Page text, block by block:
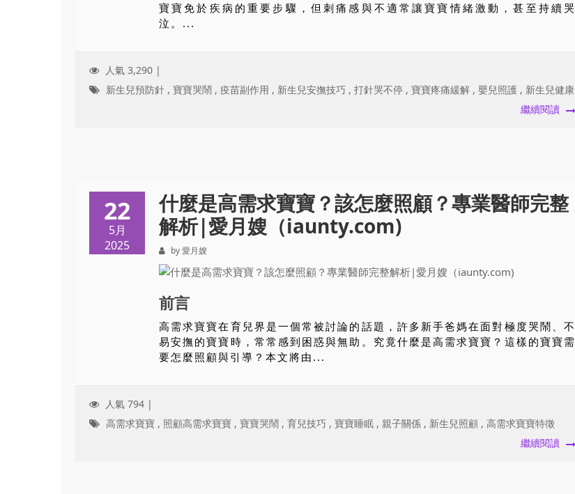
寶寶免於疾病的重要步驟，但刺痛感與不適常讓寶寶情緒激動，甚至持續哭
泣。...
人氣 3,290 |
新生兒預防針 , 寶寶哭鬧 , 疫苗副作用 , 新生兒安撫技巧 , 打針哭不停 , 寶寶疼痛緩解 , 嬰兒照護 , 新生兒健康
繼續閱讀
22
5月
2025
什麼是高需求寶寶？該怎麼照顧？專業醫師完整
解析|愛月嫂（iaunty.com)
by 愛月嫂
前言
高需求寶寶在育兒界是一個常被討論的話題，許多新手爸媽在面對極度哭鬧、不
易安撫的寶寶時，常常感到困惑與無助。究竟什麼是高需求寶寶？這樣的寶寶需
要怎麼照顧與引導？本文將由...
人氣 794 |
高需求寶寶 , 照顧高需求寶寶 , 寶寶哭鬧 , 育兒技巧 , 寶寶睡眠 , 親子關係 , 新生兒照顧 , 高需求寶寶特徵
繼續閱讀